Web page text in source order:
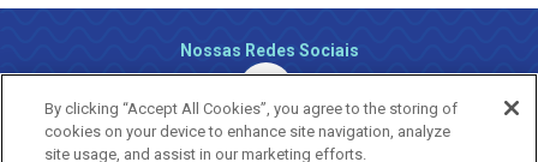
Nossas Redes Sociais
By clicking “Accept All Cookies”, you agree to the storing of
cookies on your device to enhance site navigation, analyze
site usage, and assist in our marketing efforts.